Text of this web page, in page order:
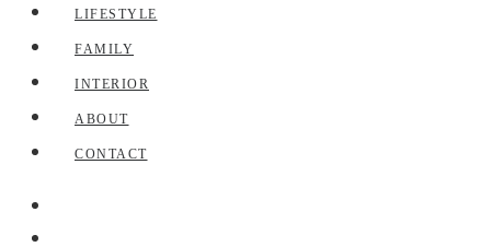
LIFESTYLE
FAMILY
INTERIOR
ABOUT
CONTACT